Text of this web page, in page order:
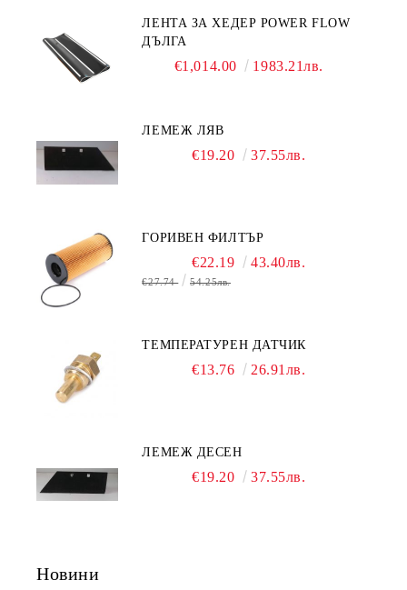
ЛЕНТА ЗА ХЕДЕР POWER FLOW
ДЪЛГА
€1,014.00 1983.21лв.
ЛЕМЕЖ ЛЯВ
€19.20 37.55лв.
ГОРИВЕН ФИЛТЪР
€22.19 43.40лв.
€27.74 54.25лв.
ТЕМПЕРАТУРЕН ДАТЧИК
€13.76 26.91лв.
ЛЕМЕЖ ДЕСЕН
€19.20 37.55лв.
Новини